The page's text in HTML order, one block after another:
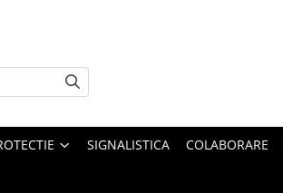
SIGNALISTICA COLABORARE